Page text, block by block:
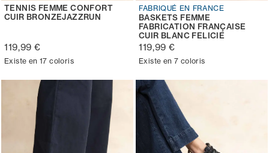
TENNIS FEMME CONFORT
CUIR BRONZEJAZZRUN
119,99 €
Existe en 17 coloris
FABRIQUÉ EN FRANCE
BASKETS FEMME
FABRICATION FRANÇAISE
CUIR BLANC FELICIE
119,99 €
Existe en 7 coloris